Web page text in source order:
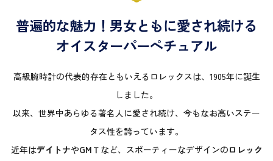
普遍的な魅力！男女ともに愛され続ける
オイスターパーペチュアル
高級腕時計の代表的存在ともいえるロレックスは、1905年に誕生
しました。
以来、世界中あらゆる著名人に愛され続け、今もなお高いステー
タス性を誇っています。
近年はデイトナやGMＴ など、スポーティーなデザインのロレック